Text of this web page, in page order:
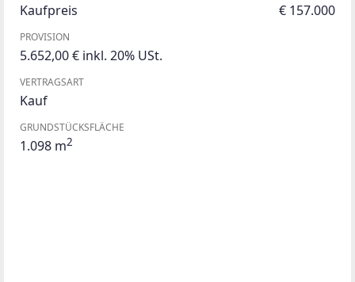
Kaufpreis € 157.000
PROVISION
5.652,00 € inkl. 20% USt.
VERTRAGSART
Kauf
GRUNDSTÜCKSFLÄCHE
1.098 m2